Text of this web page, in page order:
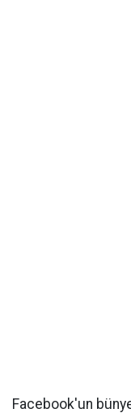
Facebook'un